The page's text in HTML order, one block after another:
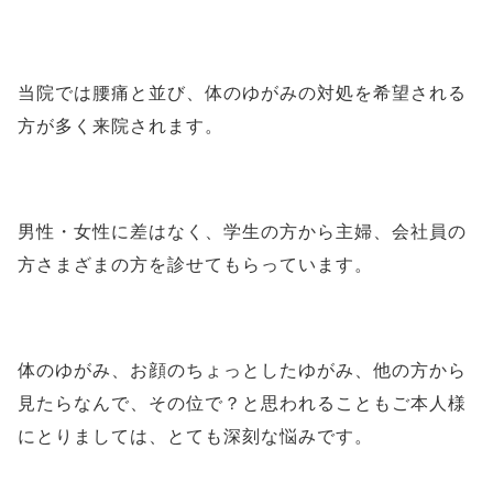
当院では腰痛と並び、体のゆがみの対処を希望される
方が多く来院されます。
男性・女性に差はなく、学生の方から主婦、会社員の
方さまざまの方を診せてもらっています。
体のゆがみ、お顔のちょっとしたゆがみ、他の方から
見たらなんで、その位で？と思われることもご本人様
にとりましては、とても深刻な悩みです。